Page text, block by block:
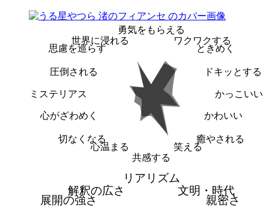
勇気をもらえる
ワクワクする
ときめく
ドキッとする
かっこいい
かわいい
癒やされる
笑える
共感する
心温まる
切なくなる
心がざわめく
ミステリアス
圧倒される
思慮を巡らす
世界に浸れる
リアリズム
文明・時代
親密さ
展開の強さ
解釈の広さ